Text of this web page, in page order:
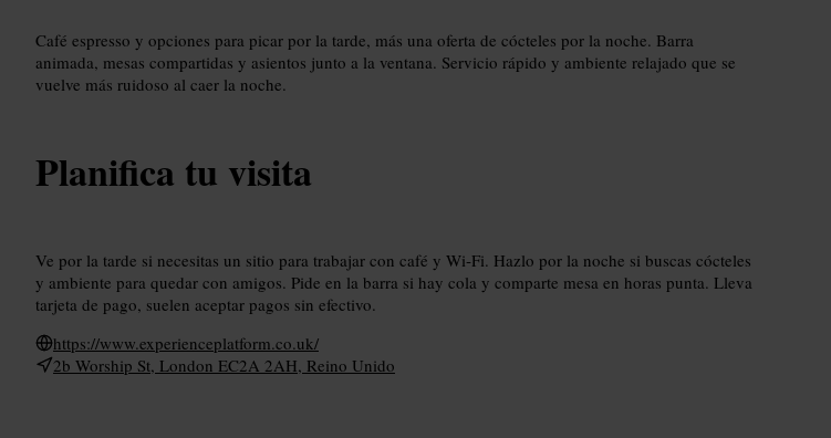
Café espresso y opciones para picar por la tarde, más una oferta de cócteles por la noche. Barra
animada, mesas compartidas y asientos junto a la ventana. Servicio rápido y ambiente relajado que se
vuelve más ruidoso al caer la noche.
Planifica tu visita
Ve por la tarde si necesitas un sitio para trabajar con café y Wi‑Fi. Hazlo por la noche si buscas cócteles
y ambiente para quedar con amigos. Pide en la barra si hay cola y comparte mesa en horas punta. Lleva
tarjeta de pago, suelen aceptar pagos sin efectivo.
https://www.experienceplatform.co.uk/
2b Worship St, London EC2A 2AH, Reino Unido